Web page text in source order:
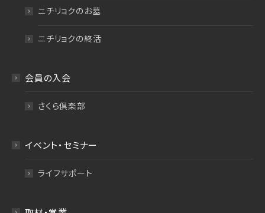
ニチリョクのお墓
ニチリョクの終活
会員の入会
さくら倶楽部
イベント・セミナー
ライフサポート